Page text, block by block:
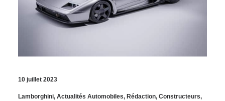
10 juillet 2023
Lamborghini, Actualités Automobiles, Rédaction, Constructeurs,